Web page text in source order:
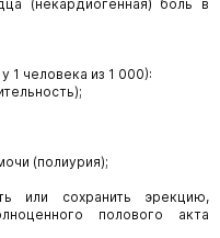
(некардиогенная) боль в
1 человека из 1 000):
(полиурия);
или сохранить эрекцию,
полового акта